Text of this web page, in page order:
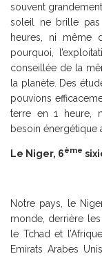
souvent
soleil ne brille
heures, ni même
pourquoi,
conseillée de la
la planète. Des
pouvions
terre en 1 heure,
besoin énergétique
Le Niger, 6ème
Notre pays, le
monde, derrière les
le Tchad et
Emirats Arabes